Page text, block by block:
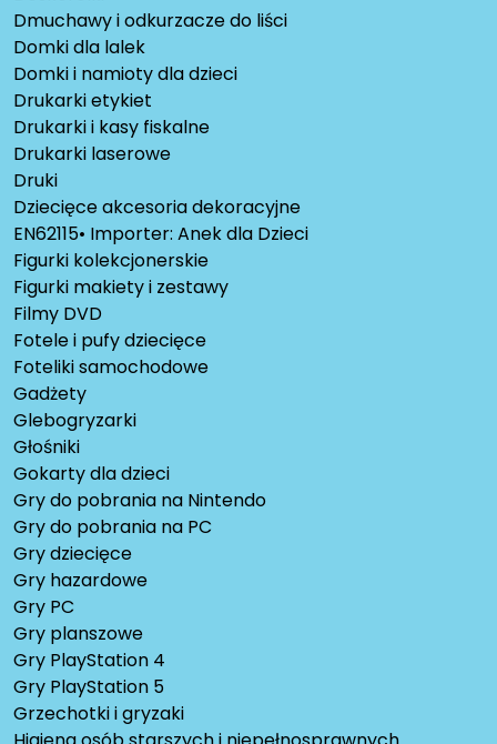
Dmuchawy i odkurzacze do liści
Domki dla lalek
Domki i namioty dla dzieci
Drukarki etykiet
Drukarki i kasy fiskalne
Drukarki laserowe
Druki
Dziecięce akcesoria dekoracyjne
EN62115• Importer: Anek dla Dzieci
Figurki kolekcjonerskie
Figurki makiety i zestawy
Filmy DVD
Fotele i pufy dziecięce
Foteliki samochodowe
Gadżety
Glebogryzarki
Głośniki
Gokarty dla dzieci
Gry do pobrania na Nintendo
Gry do pobrania na PC
Gry dziecięce
Gry hazardowe
Gry PC
Gry planszowe
Gry PlayStation 4
Gry PlayStation 5
Grzechotki i gryzaki